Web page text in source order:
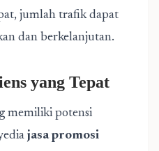
jumlah trafik dapat
dan berkelanjutan.
yang Tepat
memiliki potensi
jasa promosi